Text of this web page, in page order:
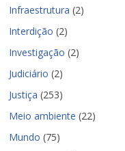
Infraestrutura (2)
Interdição (2)
Investigação (2)
Judiciário (2)
Justiça (253)
Meio ambiente (22)
Mundo (75)